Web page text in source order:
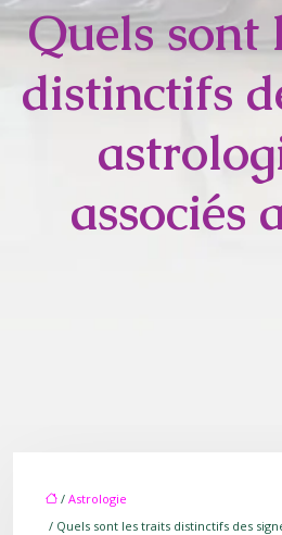
Quels sont
distinctifs
associés
/ Astrologie
/ Quels sont les traits distinctifs des